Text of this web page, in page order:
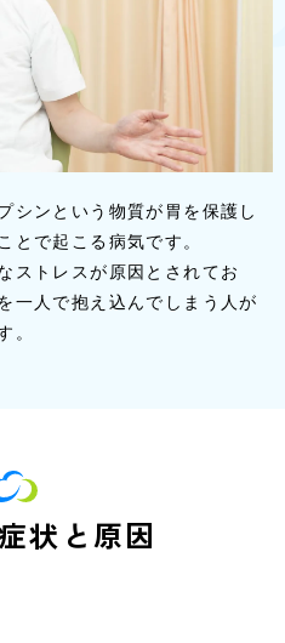
シンという物質が胃を保護し
とで起こる病気です。
ストレスが原因とされてお
一人で抱え込んでしまう人が
。
状と原因